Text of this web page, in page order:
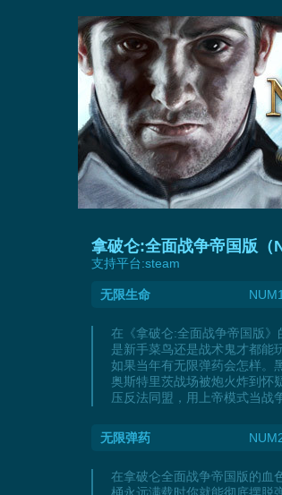
拿破仑:全面战争帝国版
支持平台:steam
无限生命 NUM1
在《拿破仑:全面战争帝国版
是新手菜鸟还是战术鬼才都
如果当年有无限弹药会怎样。
奥斯特里茨战场被炮火炸到怀
压反法同盟，用上帝模式当战
无限弹药
在拿破仑全面战争帝国版的血